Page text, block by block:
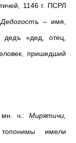
1146 г. ПСРЛ
Дедогостъ – имя,
дедъ «дед, отец,
пришедший
мн. ч.: Мирятичи,
имели